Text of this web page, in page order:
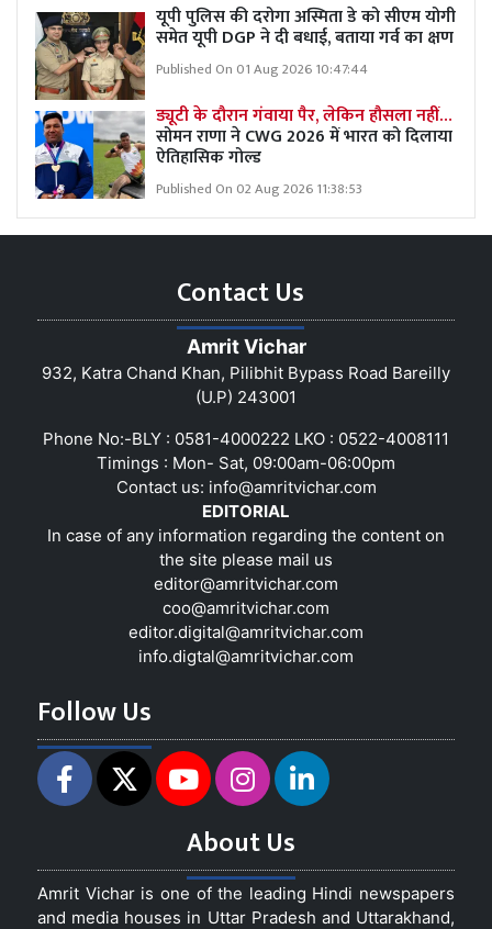
यूपी पुलिस की दरोगा अस्मिता डे को सीएम योगी
समेत यूपी DGP ने दी बधाई, बताया गर्व का क्षण
Published On 01 Aug 2026 10:47:44
ड्यूटी के दौरान गंवाया पैर, लेकिन हौसला नहीं…
सोमन राणा ने CWG 2026 में भारत को दिलाया
ऐतिहासिक गोल्ड
Published On 02 Aug 2026 11:38:53
Contact Us
Amrit Vichar
932, Katra Chand Khan, Pilibhit Bypass Road Bareilly
(U.P) 243001
Phone No:-BLY : 0581-4000222 LKO : 0522-4008111
Timings : Mon- Sat, 09:00am-06:00pm
Contact us: info@amritvichar.com
EDITORIAL
In case of any information regarding the content on
the site please mail us
editor@amritvichar.com
coo@amritvichar.com
editor.digital@amritvichar.com
info.digtal@amritvichar.com
Follow Us
About Us
Amrit Vichar is one of the leading Hindi newspapers
and media houses in Uttar Pradesh and Uttarakhand,